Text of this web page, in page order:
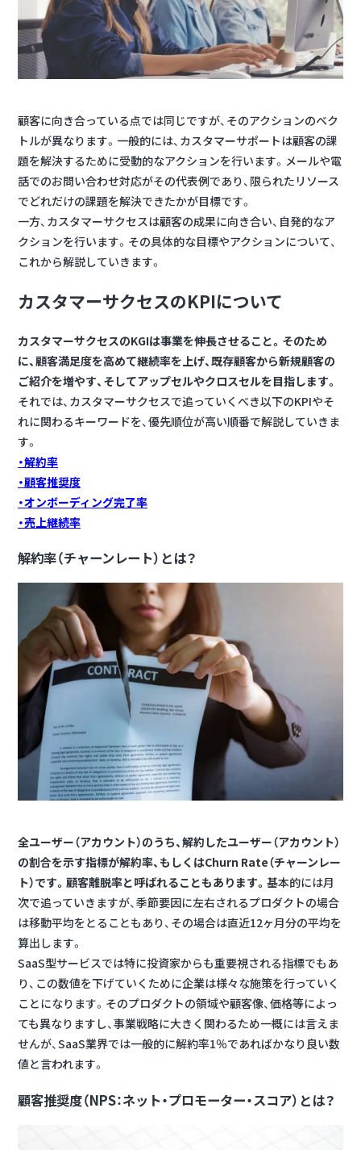
顧客に向き合っている点では同じですが、そのアクションのベク
トルが異なります。一般的には、カスタマーサポートは顧客の課
題を解決するために受動的なアクションを行います。メールや電
話でのお問い合わせ対応がその代表例であり、限られたリソース
でどれだけの課題を解決できたかが目標です。
一方、カスタマーサクセスは顧客の成果に向き合い、自発的なア
クションを行います。その具体的な目標やアクションについて、
これから解説していきます。
カスタマーサクセスのKPIについて
カスタマーサクセスのKGIは事業を伸長させること。そのため
に、顧客満足度を高めて継続率を上げ、既存顧客から新規顧客の
ご紹介を増やす、そしてアップセルやクロスセルを目指します。
それでは、カスタマーサクセスで追っていくべき以下のKPIやそ
れに関わるキーワードを、優先順位が高い順番で解説していきま
す。
・解約率
・顧客推奨度
・オンボーディング完了率
・売上継続率
解約率（チャーンレート）とは？
全ユーザー（アカウント）のうち、解約したユーザー（アカウント）
の割合を示す指標が解約率、もしくはChurn Rate（チャーンレー
ト）です。顧客離脱率と呼ばれることもあります。 基本的には月
次で追っていきますが、季節要因に左右されるプロダクトの場合
は移動平均をとることもあり、その場合は直近12ヶ月分の平均を
算出します。
SaaS型サービスでは特に投資家からも重要視される指標でもあ
り、この数値を下げていくために企業は様々な施策を行っていく
ことになります。そのプロダクトの領域や顧客像、価格等によっ
ても異なりますし、事業戦略に大きく関わるため一概には言えま
せんが、SaaS業界では一般的に解約率1％であればかなり良い数
値と言われます。
顧客推奨度（NPS：ネット・プロモーター・スコア）とは？